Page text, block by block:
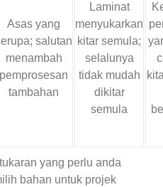
Asas yang
salutan
menambah
pemprosesan
tambahan
Laminat
menyukarkan
kitar semula;
selalunya
tidak mudah
dikitar
semula
yang perlu anda
bahan untuk projek